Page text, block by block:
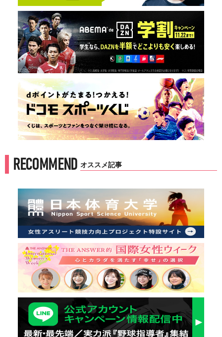
RECOMMEND オススメ記事